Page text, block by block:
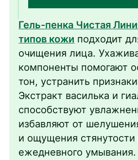
Гель-пенка Чистая
типов кожи подходит
очищения лица.
компоненты помогают
тон, устранить
Экстракт василька и
способствуют
избавляют от
и ощущения стянутости
ежедневного